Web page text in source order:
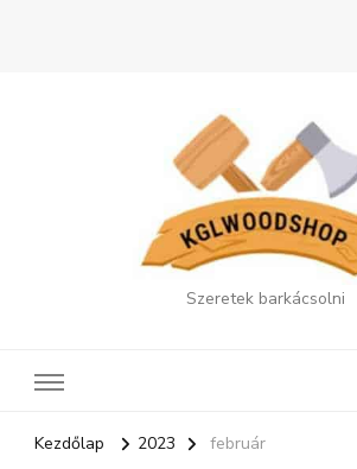
Szeretek barkácsolni
Kezdőlap 2023 február